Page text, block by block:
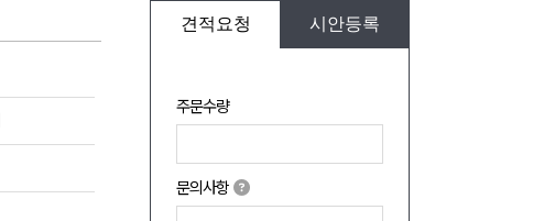
견적요청 시안등록
주문수량
문의사항